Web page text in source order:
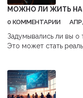
распорядиться ими
МОЖНО ЛИ ЖИТЬ
0 КОММЕНТАРИИ
Задумывались ли вы о
Это может стать
какие шаги
доходной поток от